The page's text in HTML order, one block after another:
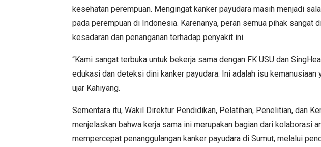
kesehatan perempuan. Mengingat kanker payudara masih menjadi
pada perempuan di Indonesia. Karenanya, peran semua pihak sangat
kesadaran dan penanganan terhadap penyakit ini.
“Kami sangat terbuka untuk bekerja sama dengan FK USU dan
edukasi dan deteksi dini kanker payudara. Ini adalah isu kemanusiaan
ujar Kahiyang.
Sementara itu, Wakil Direktur Pendidikan, Pelatihan, Penelitian, dan
menjelaskan bahwa kerja sama ini merupakan bagian dari kolaborasi
mempercepat penanggulangan kanker payudara di Sumut, melalui